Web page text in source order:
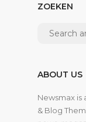
ZOEKEN
ABOUT US
Newsmax is
& Blog